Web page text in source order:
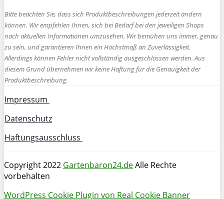
Bitte beachten Sie, dass sich Produktbeschreibungen jederzeit ändern
können. Wir empfehlen Ihnen, sich bei Bedarf bei den jeweiligen Shops
nach aktuellen Informationen umzusehen. Wir bemühen uns immer, genau
zu sein, und garantieren Ihnen ein Höchstmaß an Zuverlässigkeit.
Allerdings können Fehler nicht vollständig ausgeschlossen werden. Aus
diesem Grund übernehmen wir keine Haftung für die Genauigkeit der
Produktbeschreibung.
Impressum
Datenschutz
Haftungsausschluss
Copyright 2022 Gartenbaron24.deAlle Rechte
vorbehalten
WordPress Cookie Plugin von Real Cookie Banner